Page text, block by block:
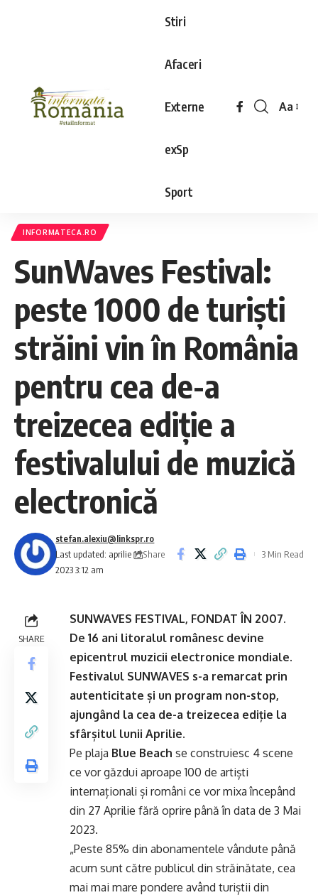
Stiri
Afaceri
Externe
exSp
Sport
Aa
INFORMATECA.RO
SunWaves Festival:
peste 1000 de turiști
străini vin în România
pentru cea de-a
treizecea ediție a
festivalului de muzică
electronică
Last updated: aprilie 15,
2023 3:12 am
stefan.alexiu@linkspr.ro
Share
3 Min Read
SHARE
SUNWAVES FESTIVAL, FONDAT ÎN 2007.
De 16 ani litoralul românesc devine
epicentrul muzicii electronice mondiale.
Festivalul SUNWAVES s-a remarcat prin
autenticitate și un program non-stop,
ajungând la cea de-a treizecea ediție la
sfârșitul lunii Aprilie.
Pe plaja Blue Beach se construiesc 4 scene
ce vor găzdui aproape 100 de artiști
internaționali și români ce vor mixa începând
din 27 Aprilie fără oprire până în data de 3 Mai
2023.
„Peste 85% din abonamentele vândute până
acum sunt către publicul din străinătate, cea
mai mai mare pondere având turiștii din